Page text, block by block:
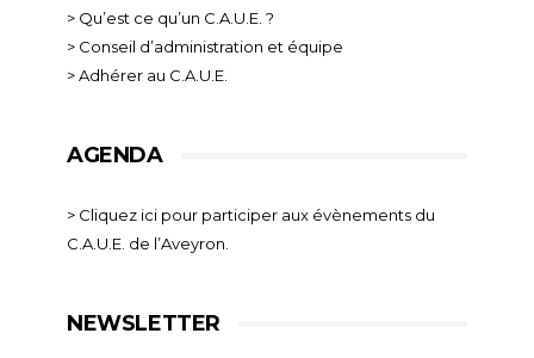
> Qu’est ce qu’un C.A.U.E. ?
> Conseil d’administration et équipe
> Adhérer au C.A.U.E.
AGENDA
> Cliquez ici pour participer aux évènements du
C.A.U.E. de l’Aveyron.
NEWSLETTER